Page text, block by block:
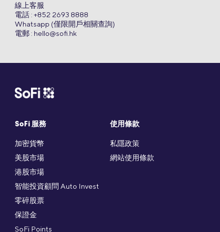
SoFi 服務
加密貨幣
美股市場
港股市場
智能投資顧問 Auto Invest
零碎股票
保證金
SoFi Points
使用條款
私隱政策
網站使用條款
線上客服
電話 : +852 2693 8888
Whatsapp (僅限開戶相關查詢)
電郵 : hello@sofi.hk